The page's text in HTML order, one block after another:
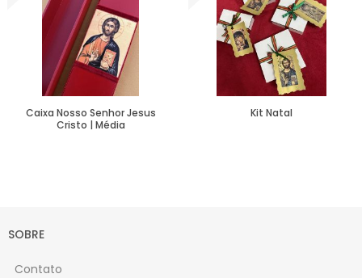
Caixa Nosso Senhor Jesus
Cristo | Média
Kit Natal
SOBRE
Contato